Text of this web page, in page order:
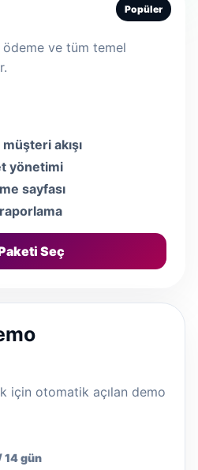
Popüler
ödeme ve tüm temel
akışı
yönetimi
sayfası
Seç
için otomatik açılan demo
14 gün